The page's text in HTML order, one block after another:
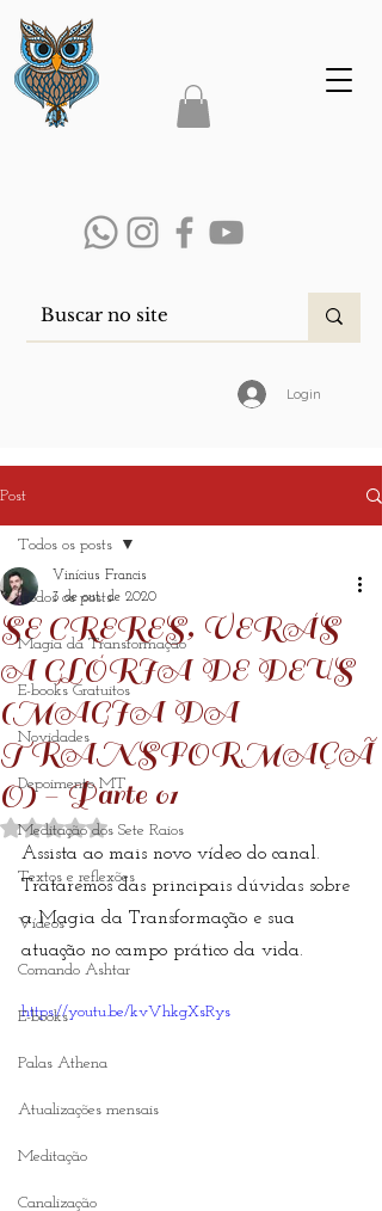
Login
Post
Todos os posts
Magia da Transformação
E-books Gratuitos
Novidades
Depoimento MT
Meditação dos Sete Raios
Textos e reflexões
Vídeos
Comando Ashtar
E-books
Palas Athena
Atualizações mensais
Meditação
Canalização
Todos os posts
SE CRERES, VERÁS
A GLÓRIA DE DEUS
(MAGIA DA
TRANSFORMAÇÃ
O) - Parte 01
Vinícius Francis
3 de out. de 2020
Avaliado com NaN de 5 estrelas.
Assista ao mais novo vídeo do canal.
Trataremos das principais dúvidas sobre
a Magia da Transformação e sua
atuação no campo prático da vida.
https://youtu.be/kvVhkgXsRys